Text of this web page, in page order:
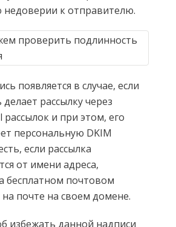
недоверии к отправителю.
появляется в случае, если
рассылку через
рассылок и при этом, его
персональную DKIM
если рассылка
от имени адреса,
бесплатном почтовом
на почте на своем домене.
избежать данной надписи